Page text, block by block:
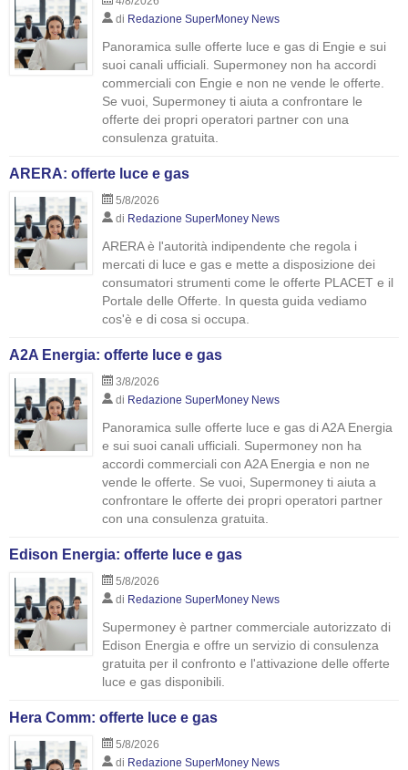
di Redazione SuperMoney News
Panoramica sulle offerte luce e gas di Engie e sui
suoi canali ufficiali. Supermoney non ha accordi
commerciali con Engie e non ne vende le offerte.
Se vuoi, Supermoney ti aiuta a confrontare le
offerte dei propri operatori partner con una
consulenza gratuita.
ARERA: offerte luce e gas
5/8/2026
di Redazione SuperMoney News
ARERA è l'autorità indipendente che regola i
mercati di luce e gas e mette a disposizione dei
consumatori strumenti come le offerte PLACET e il
Portale delle Offerte. In questa guida vediamo
cos'è e di cosa si occupa.
A2A Energia: offerte luce e gas
3/8/2026
di Redazione SuperMoney News
Panoramica sulle offerte luce e gas di A2A Energia
e sui suoi canali ufficiali. Supermoney non ha
accordi commerciali con A2A Energia e non ne
vende le offerte. Se vuoi, Supermoney ti aiuta a
confrontare le offerte dei propri operatori partner
con una consulenza gratuita.
Edison Energia: offerte luce e gas
5/8/2026
di Redazione SuperMoney News
Supermoney è partner commerciale autorizzato di
Edison Energia e offre un servizio di consulenza
gratuita per il confronto e l'attivazione delle offerte
luce e gas disponibili.
Hera Comm: offerte luce e gas
5/8/2026
di Redazione SuperMoney News